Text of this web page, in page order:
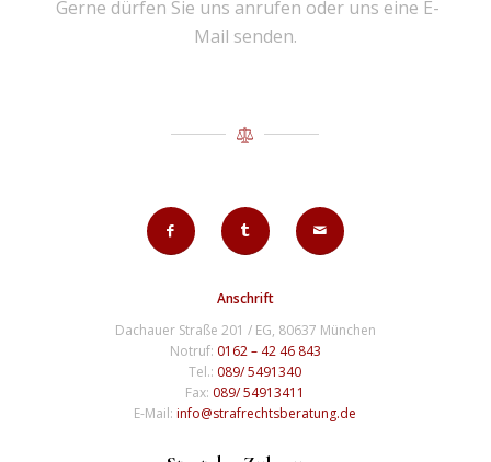
Gerne dürfen Sie uns anrufen oder uns eine E-
Mail senden.
Anschrift
Dachauer Straße 201 / EG, 80637 München
Notruf: 0162 – 42 46 843
Tel.: 089/ 5491340
Fax: 089/ 54913411
E-Mail:info@strafrechtsberatung.de